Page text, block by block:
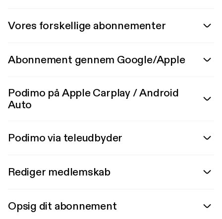
Vores forskellige abonnementer
Abonnement gennem Google/Apple
Podimo på Apple Carplay / Android
Auto
Podimo via teleudbyder
Rediger medlemskab
Opsig dit abonnement